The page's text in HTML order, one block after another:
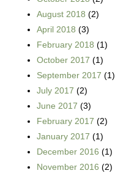
August 2018 (2)
April 2018 (3)
February 2018 (1)
October 2017 (1)
September 2017 (1)
July 2017 (2)
June 2017 (3)
February 2017 (2)
January 2017 (1)
December 2016 (1)
November 2016 (2)